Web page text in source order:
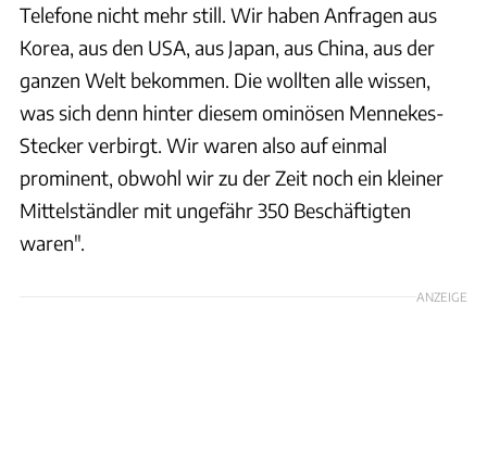
Telefone nicht mehr still. Wir haben Anfragen aus
Korea, aus den USA, aus Japan, aus China, aus der
ganzen Welt bekommen. Die wollten alle wissen,
was sich denn hinter diesem ominösen Mennekes-
Stecker verbirgt. Wir waren also auf einmal
prominent, obwohl wir zu der Zeit noch ein kleiner
Mittelständler mit ungefähr 350 Beschäftigten
waren".
ANZEIGE